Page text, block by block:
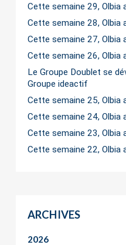
Cette semaine 29, Olbia
Cette semaine 28, Olbia
Cette semaine 27, Olbia
Cette semaine 26, Olbia
Le Groupe Doublet se
Groupe ideactif
Cette semaine 25, Olbia
Cette semaine 24, Olbia
Cette semaine 23, Olbia
Cette semaine 22, Olbia
ARCHIVES
2026